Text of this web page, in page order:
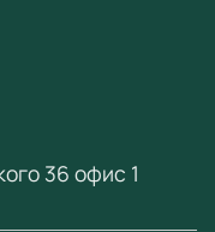
ФГОС с 2018 года.
36 офис 1